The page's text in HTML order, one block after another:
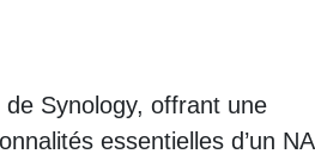
de Synology, offrant une
essentielles d’un